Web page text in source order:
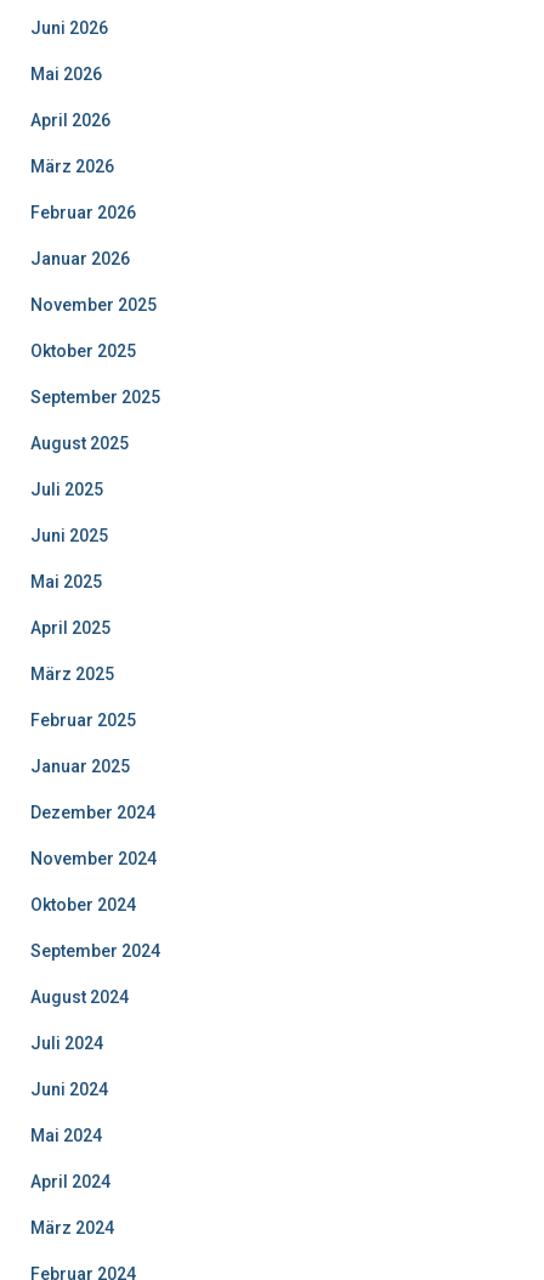
Juni 2026
Mai 2026
April 2026
März 2026
Februar 2026
Januar 2026
November 2025
Oktober 2025
September 2025
August 2025
Juli 2025
Juni 2025
Mai 2025
April 2025
März 2025
Februar 2025
Januar 2025
Dezember 2024
November 2024
Oktober 2024
September 2024
August 2024
Juli 2024
Juni 2024
Mai 2024
April 2024
März 2024
Februar 2024